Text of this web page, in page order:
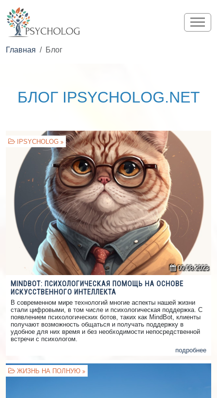
Главная Блог
БЛОГ IPSYCHOLOG.NET
IPSYCHOLOG
09.08.2023
MINDBOT: ПСИХОЛОГИЧЕСКАЯ ПОМОЩЬ НА ОСНОВЕ
ИСКУССТВЕННОГО ИНТЕЛЛЕКТА
В современном мире технологий многие аспекты нашей жизни
стали цифровыми, в том числе и психологическая поддержка. С
появлением психологических ботов, таких как MindBot, клиенты
получают возможность общаться и получать поддержку в
удобное для них время и без необходимости непосредственной
встречи с психологом.
подробнее
ЖИЗНЬ НА ПОЛНУЮ